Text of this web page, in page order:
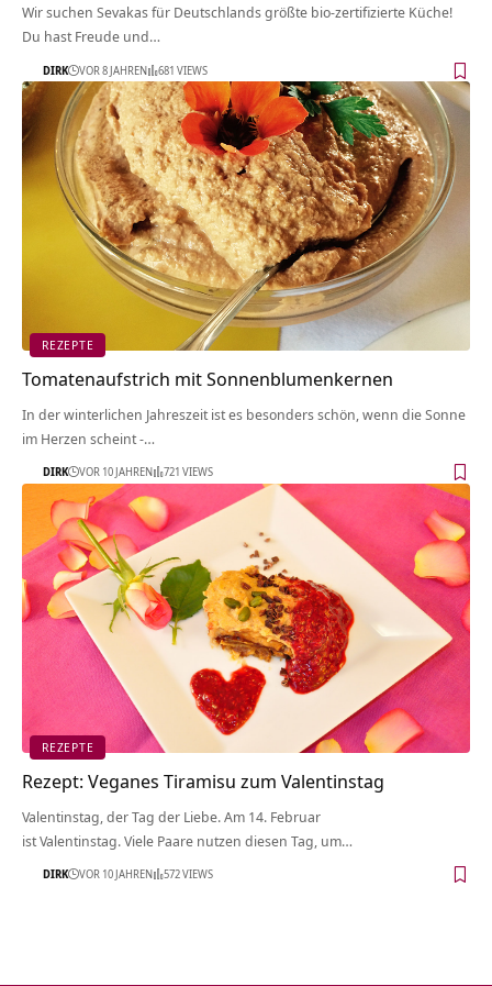
Wir suchen Sevakas für Deutschlands größte bio-zertifizierte Küche!
Du hast Freude und…
DIRK VOR 8 JAHREN 681 VIEWS
REZEPTE
Tomatenaufstrich mit Sonnenblumenkernen
In der winterlichen Jahreszeit ist es besonders schön, wenn die Sonne
im Herzen scheint -…
DIRK VOR 10 JAHREN 721 VIEWS
REZEPTE
Rezept: Veganes Tiramisu zum Valentinstag
Valentinstag, der Tag der Liebe. Am 14. Februar
ist Valentinstag. Viele Paare nutzen diesen Tag, um…
DIRK VOR 10 JAHREN 572 VIEWS